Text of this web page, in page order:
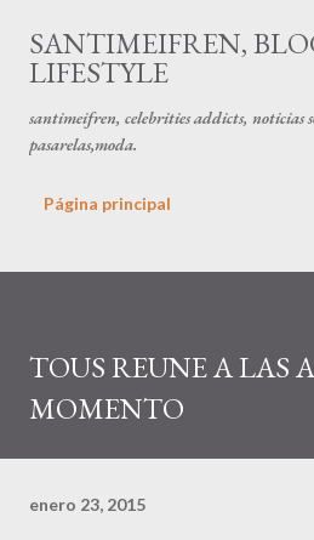
Ir al contenido
SANTIMEIFREN,
LIFESTYLE
santimeifren, celebrities addicts, noticias
pasarelas,moda.
Página principal
TOUS REUNE A LAS
MOMENTO
enero 23, 2015